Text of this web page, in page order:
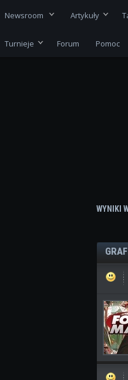
Newsroom Artykuły
Turnieje Forum Pomoc
WYNIKI